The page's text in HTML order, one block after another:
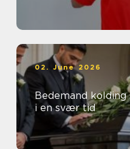
02. June 2026
Bedemand kolding støtte, overblik og ro
i en svær tid